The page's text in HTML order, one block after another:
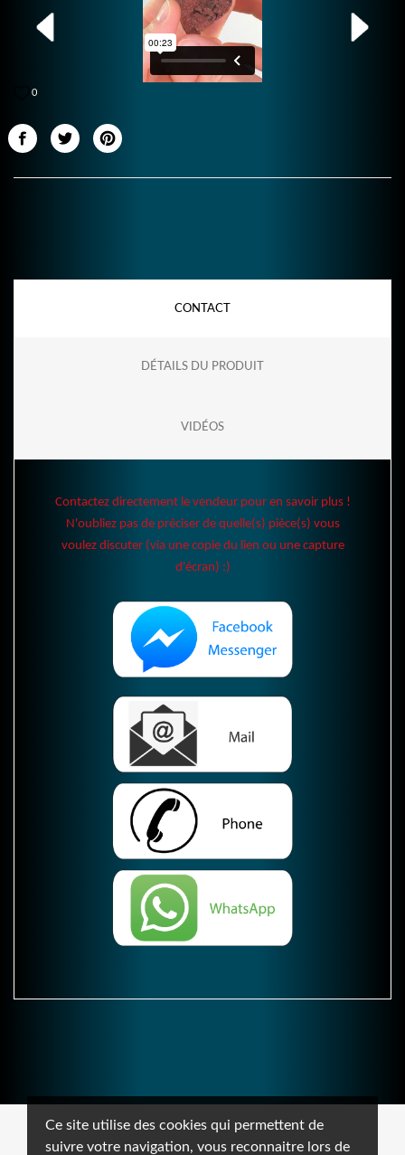
Ce site utilise des cookies qui permettent de
suivre votre navigation, vous reconnaitre lors de
0
CONTACT
DÉTAILS DU PRODUIT
VIDÉOS
Contactez directement le vendeur pour en savoir plus !
N'oubliez pas de préciser de quelle(s) pièce(s) vous
voulez discuter (via une copie du lien ou une capture
d'écran) :)